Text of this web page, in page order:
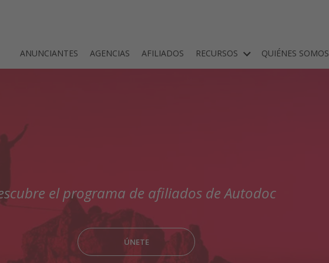
ANUNCIANTES AGENCIAS AFILIADOS RECURSOS QUIÉNES SOMOS
el programa de afiliados de Autodoc
ÚNETE